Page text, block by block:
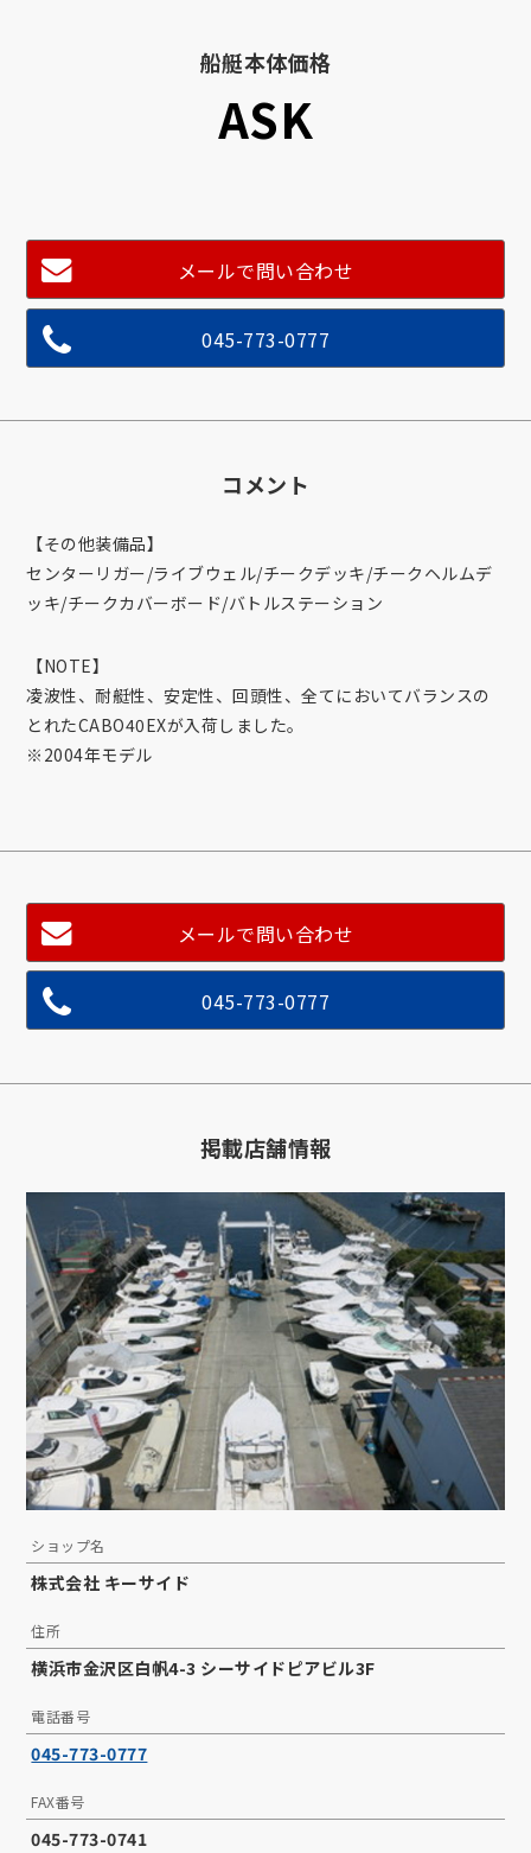
船艇本体価格
ASK
メールで問い合わせ
045-773-0777
コメント
【その他装備品】
センターリガー/ライブウェル/チークデッキ/チークヘルムデ
ッキ/チークカバーボード/バトルステーション
【NOTE】
凌波性、耐艇性、安定性、回頭性、全てにおいてバランスの
とれたCABO40EXが入荷しました。
※2004年モデル
メールで問い合わせ
045-773-0777
掲載店舗情報
ショップ名
株式会社 キーサイド
住所
横浜市金沢区白帆4-3 シーサイドピアビル3F
電話番号
045-773-0777
FAX番号
045-773-0741